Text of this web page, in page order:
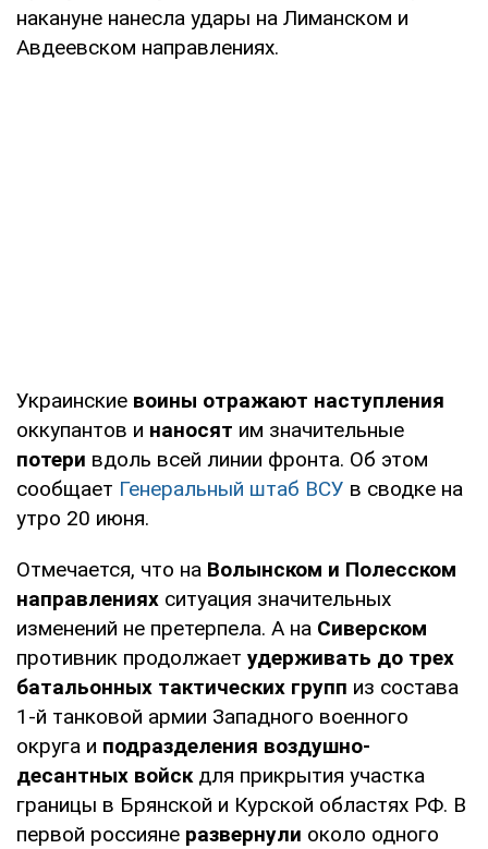
накануне нанесла удары на Лиманском и
Авдеевском направлениях.
Украинские воины отражают наступления
оккупантов и наносят им значительные
потери вдоль всей линии фронта. Об этом
сообщает Генеральный штаб ВСУ в сводке на
утро 20 июня.
Отмечается, что на Волынском и Полесском
направлениях ситуация значительных
изменений не претерпела. А на Сиверском
противник продолжает удерживать до трех
батальонных тактических групп из состава
1-й танковой армии Западного военного
округа и подразделения воздушно-
десантных войскдля прикрытия участка
границы в Брянской и Курской областях РФ. В
первой россияне развернули около одного